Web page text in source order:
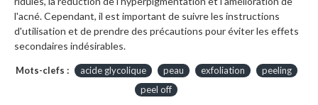
l'acné. Cependant, il est important de suivre les instructions
d'utilisation et de prendre des précautions pour éviter les effets
secondaires indésirables.
Mots-clefs : acide glycolique peau exfoliation
peeling
peel off